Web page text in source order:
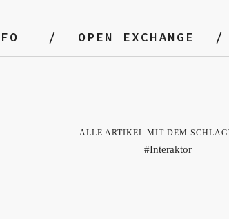
OPEN EXCHANGE
ALLE ARTIKEL MIT DEM
Interaktor